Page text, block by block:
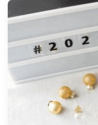
Cómo diseñar un